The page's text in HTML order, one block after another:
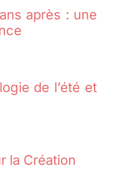
après : une
de l’été et
la Création